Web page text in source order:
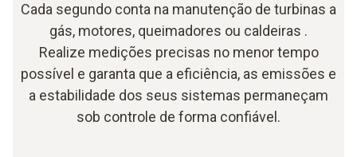
Cada segundo conta na manutenção de turbinas a
gás, motores, queimadores ou caldeiras .
Realize medições precisas no menor tempo
possível e garanta que a eficiência, as emissões e
a estabilidade dos seus sistemas permaneçam
sob controle de forma confiável.